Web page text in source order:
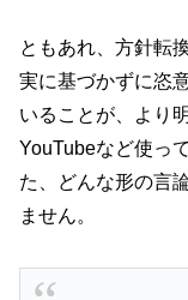
ともあれ、方針転
実に基づかずに恣
いることが、より
YouTubeなど使っ
た、どんな形の言
ません。